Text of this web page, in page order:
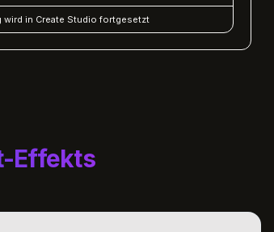
wird in Create Studio fortgesetzt
Effekts